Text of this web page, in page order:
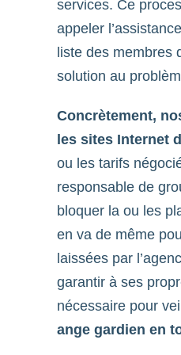
services. Ce
appeler
liste des
solution au
Concrètement,
les sites Internet
ou les tarifs
responsable de
bloquer la ou les
en va de même
laissées par
garantir à ses
nécessaire pour
ange gardien en